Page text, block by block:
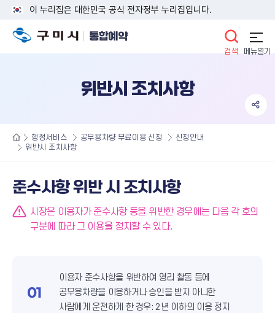
이 누리집은 대한민국 공식 전자정부 누리집입니다.
통합예약
통합검색
위반시 조치사항
행정서비스 공무용차량 무료이용 신청
신청안내
위반시 조치사항
준수사항 위반 시 조치사항
시장은 이용자가 준수사항 등을 위반한 경우에는 다음 각 호의
구분에 따라 그 이용을 정지할 수 있다.
01
이용자 준수사항을 위반하여 영리 활동 등에
공무용차량을 이용하거나 승인을 받지 아니한
사람에게 운전하게 한 경우: 2년 이하의 이용 정지